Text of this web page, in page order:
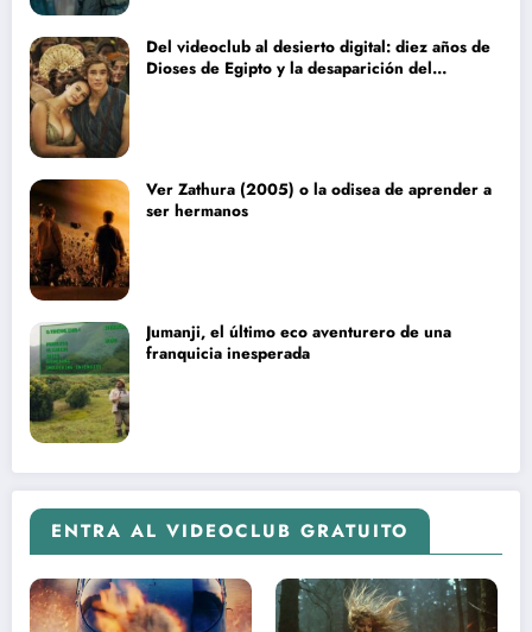
Del videoclub al desierto digital: diez años de
Dioses de Egipto y la desaparición del
Ver Zathura (2005) o la odisea de aprender a
ser hermanos
Jumanji, el último eco aventurero de una
franquicia inesperada
ENTRA AL VIDEOCLUB GRATUITO